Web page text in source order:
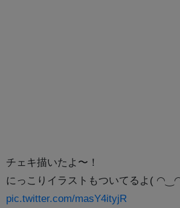
チェキ描いたよ〜！
にっこりイラストもついてるよ(
pic.twitter.com/masY4ityjR